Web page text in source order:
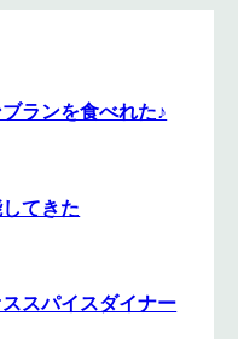
ランを食べれた♪
てきた
スパイスダイナー